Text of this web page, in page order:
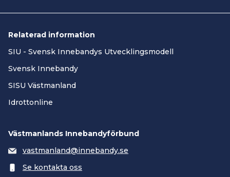
Relaterad information
SIU - Svensk Innebandys Utvecklingsmodell
Svensk Innebandy
SISU Västmanland
Idrottonline
Västmanlands Innebandyförbund
vastmanland@innebandy.se
Se kontakta oss